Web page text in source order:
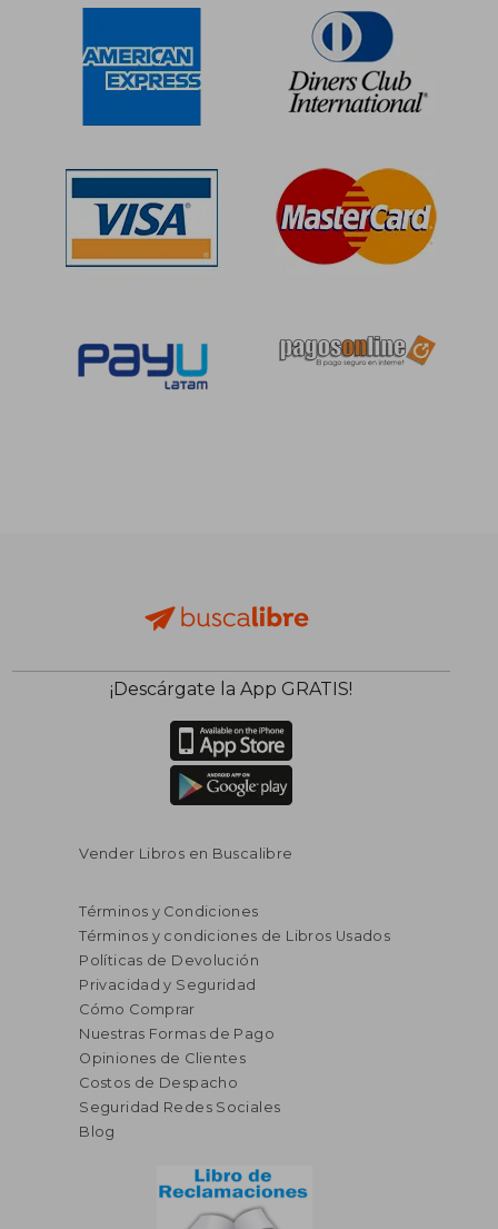
55%
dcto.
S/ 297,46
S/ 133,86
¡Descárgate la App GRATIS!
Vender Libros en Buscalibre
Términos y Condiciones
Términos y condiciones de Libros Usados
Políticas de Devolución
Privacidad y Seguridad
Cómo Comprar
Nuestras Formas de Pago
Opiniones de Clientes
Costos de Despacho
Seguridad Redes Sociales
Blog